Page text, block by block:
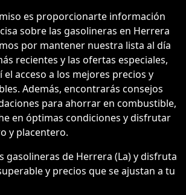
es proporcionarte información
sobre las gasolineras en Herrera
por mantener nuestra lista al día
recientes y las ofertas especiales,
acceso a los mejores precios y
Además, encontrarás consejos
para ahorrar en combustible,
en óptimas condiciones y disfrutar
y placentero.
gasolineras de Herrera (La) y disfruta
y precios que se ajustan a tu